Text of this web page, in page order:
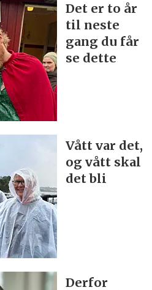
Det er to år
til neste
gang du får
se dette
Vått var det,
og vått skal
det bli
Derfor